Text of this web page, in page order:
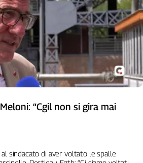
“Cgil non si gira mai
al sindacato di aver voltato le spalle